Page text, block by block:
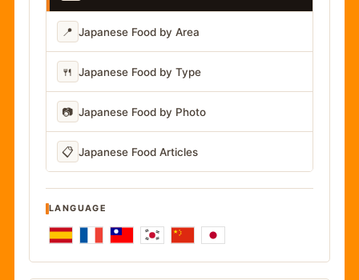
📍 Japanese Food by Area
🍴 Japanese Food by Type
📷 Japanese Food by Photo
📋 Japanese Food Articles
LANGUAGE